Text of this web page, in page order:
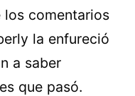
comentarios
la enfureció
a saber
que pasó.